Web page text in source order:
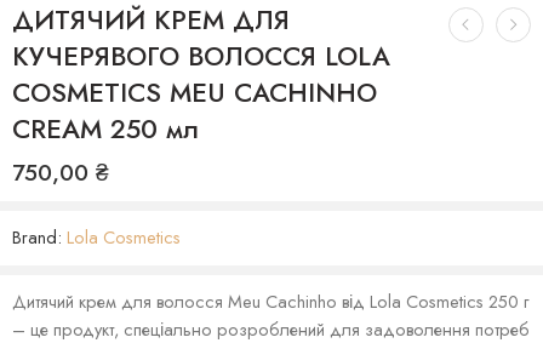
ДИТЯЧИЙ КРЕМ ДЛЯ
КУЧЕРЯВОГО ВОЛОССЯ LOLA
COSMETICS MEU CACHINHO
CREAM 250 мл
750,00 ₴
Brand: Lola Cosmetics
Дитячий крем для волосся Meu Cachinho від Lola Cosmetics 250 г
– це продукт, спеціально розроблений для задоволення потреб